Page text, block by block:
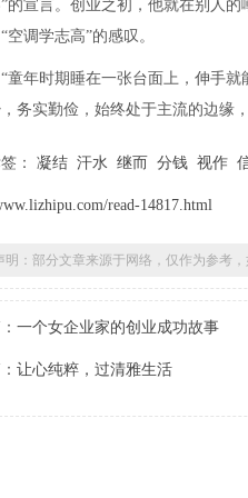
的宣言。创业之初，他就在别人
空调学志高”的感叹。
童年时期睡在一张台面上，伸手
务实勤俭，始终处于主流的边缘
： 凝结 汗水 继而 分钱 视作
read-14817.html
明：部分文章来源于网络，仅作为参考
一个女企业家的创业成功故事
让心纯粹，过清雅生活